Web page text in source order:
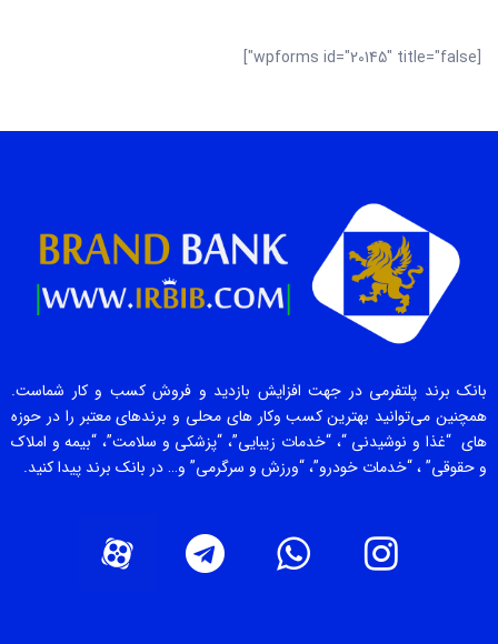
[wpforms id="20145" title="false"]
بانک برند پلتفرمی در جهت افزایش بازدید و فروش کسب و کار شماست.
همچنین می‌توانید بهترین کسب وکار های محلی و برندهای معتبر را در حوزه
های “غذا و نوشیدنی “، “خدمات زیبایی”، “پزشکی و سلامت”، “بیمه و املاک
و حقوقی” ، “خدمات خودرو”، “ورزش و سرگرمی” و… در بانک برند پیدا کنید.